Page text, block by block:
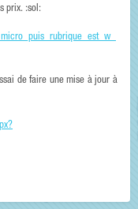
prix. :sol:
de faire une mise à jour à